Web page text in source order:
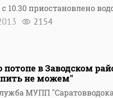
с 10.30 приостановлено
2154
в Заводском
не можем"
МУПП